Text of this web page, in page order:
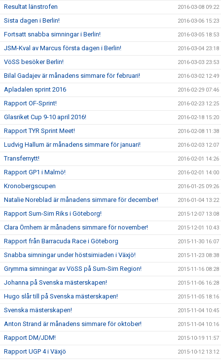
Resultat länstrofen 2016-03-08 09:22
Sista dagen i Berlin! 2016-03-06 15:23
Fortsatt snabba simningar i Berlin! 2016-03-05 18:53
JSM-Kval av Marcus första dagen i Berlin! 2016-03-04 23:18
VöSS besöker Berlin! 2016-03-03 23:53
Bilal Gadajev är månadens simmare för februari! 2016-03-02 12:49
Apladalen sprint 2016 2016-02-29 07:46
Rapport OF-Sprint! 2016-02-23 12:25
Glasriket Cup 9-10 april 2016! 2016-02-18 15:20
Rapport TYR Sprint Meet! 2016-02-08 11:38
Ludvig Hallum är månadens simmare för januari! 2016-02-03 12:07
Transfernytt! 2016-02-01 14:26
Rapport GP1 i Malmö! 2016-02-01 14:00
Kronobergscupen 2016-01-25 09:26
Natalie Noreblad är månadens simmare för december! 2016-01-04 13:22
Rapport Sum-Sim Riks i Göteborg! 2015-12-07 13:08
Clara Örnhem är månadens simmare för november! 2015-12-01 10:43
Rapport från Barracuda Race i Göteborg 2015-11-30 16:07
Snabba simningar under höstsimiaden i Växjö! 2015-11-23 08:38
Grymma simningar av VöSS på Sum-Sim Region! 2015-11-16 08:28
Johanna på Svenska mästerskapen! 2015-11-06 16:28
Hugo slår till på Svenska mästerskapen! 2015-11-05 18:16
Svenska mästerskapen! 2015-11-04 10:45
Anton Strand är månadens simmare för oktober! 2015-11-04 10:16
Rapport DM/JDM! 2015-10-19 11:57
Rapport UGP 4 i Växjö 2015-10-12 13:12